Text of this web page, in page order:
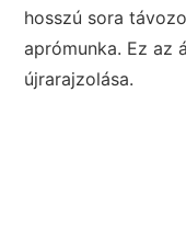
hosszú sora
aprómunka. Ez az
újrarajzolása.